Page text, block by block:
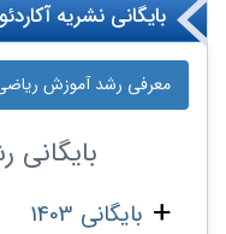
بایگانی نشریه
معرفی رشد آموزش
بایگانی
بایگانی 1403